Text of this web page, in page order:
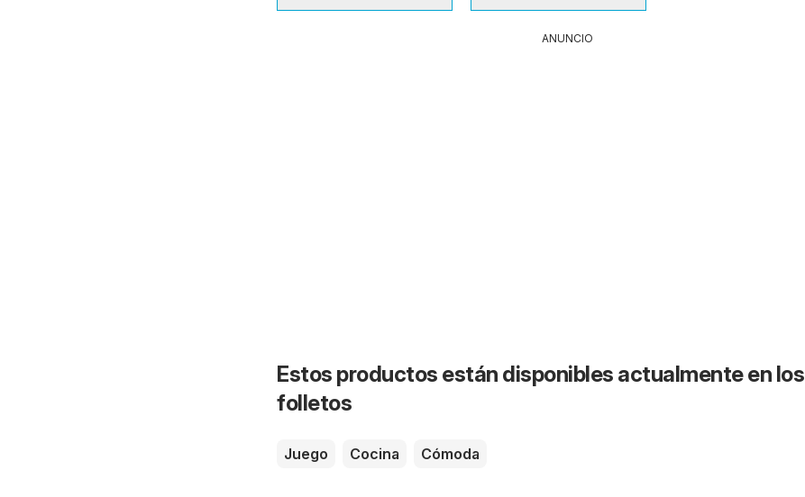
ANUNCIO
Estos productos están disponibles actualmente en los
folletos
Juego Cocina Cómoda